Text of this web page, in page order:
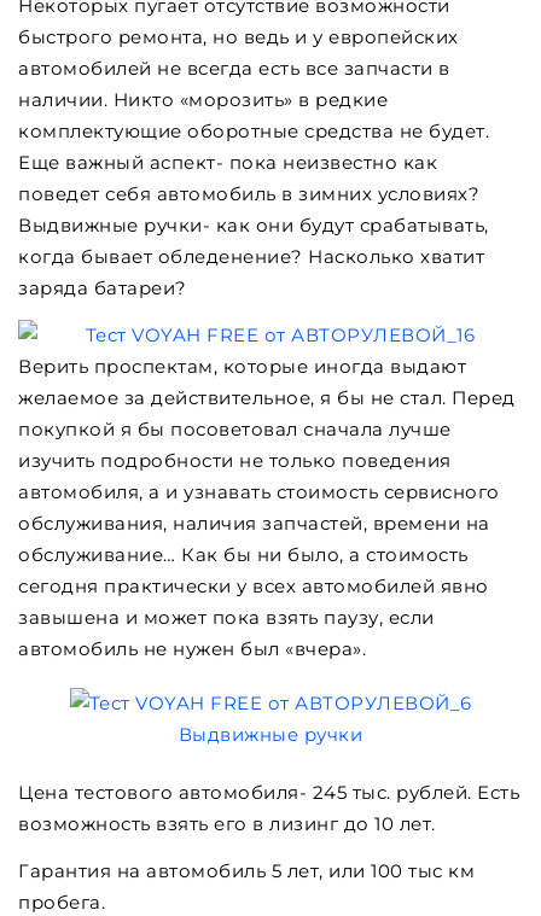
Некоторых пугает отсутствие возможности
быстрого ремонта, но ведь и у европейских
автомобилей не всегда есть все запчасти в
наличии. Никто «морозить» в редкие
комплектующие оборотные средства не будет.
Еще важный аспект- пока неизвестно как
поведет себя автомобиль в зимних условиях?
Выдвижные ручки- как они будут срабатывать,
когда бывает обледенение? Насколько хватит
заряда батареи?
Верить проспектам, которые иногда выдают
желаемое за действительное, я бы не стал. Перед
покупкой я бы посоветовал сначала лучше
изучить подробности не только поведения
автомобиля, а и узнавать стоимость сервисного
обслуживания, наличия запчастей, времени на
обслуживание… Как бы ни было, а стоимость
сегодня практически у всех автомобилей явно
завышена и может пока взять паузу, если
автомобиль не нужен был «вчера».
Выдвижные ручки
Цена тестового автомобиля- 245 тыс. рублей. Есть
возможность взять его в лизинг до 10 лет.
Гарантия на автомобиль 5 лет, или 100 тыс км
пробега.